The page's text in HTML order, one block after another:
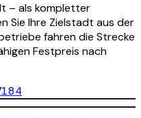
– als kompletter
Sie Ihre Zielstadt aus der
fahren die Strecke
Festpreis nach